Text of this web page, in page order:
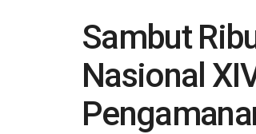
Sambut
Nasional